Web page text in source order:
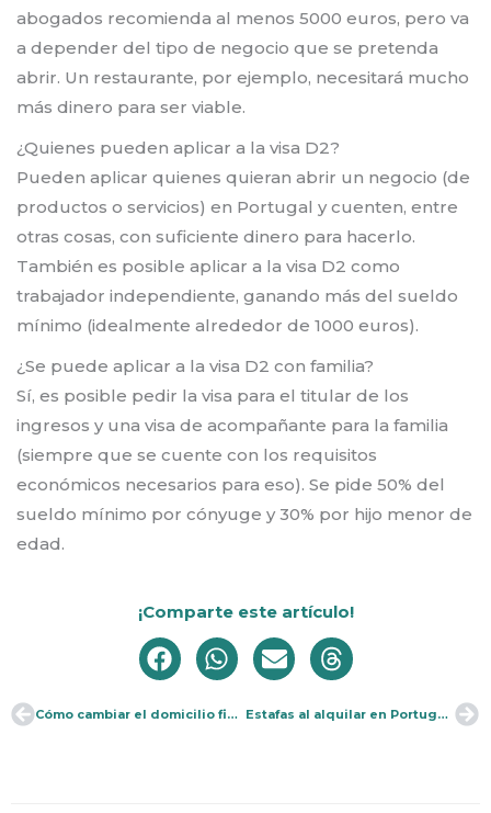
abogados recomienda al menos 5000 euros, pero va
a depender del tipo de negocio que se pretenda
abrir. Un restaurante, por ejemplo, necesitará mucho
más dinero para ser viable.
¿Quienes pueden aplicar a la visa D2?
Pueden aplicar quienes quieran abrir un negocio (de
productos o servicios) en Portugal y cuenten, entre
otras cosas, con suficiente dinero para hacerlo.
También es posible aplicar a la visa D2 como
trabajador independiente, ganando más del sueldo
mínimo (idealmente alrededor de 1000 euros).
¿Se puede aplicar a la visa D2 con familia?
Sí, es posible pedir la visa para el titular de los
ingresos y una visa de acompañante para la familia
(siempre que se cuente con los requisitos
económicos necesarios para eso). Se pide 50% del
sueldo mínimo por cónyuge y 30% por hijo menor de
edad.
¡Comparte este artículo!
Ant Cómo cambiar el domicilio fiscal en Portugal Estafas al alquilar en Portugal: cómo evitarlas